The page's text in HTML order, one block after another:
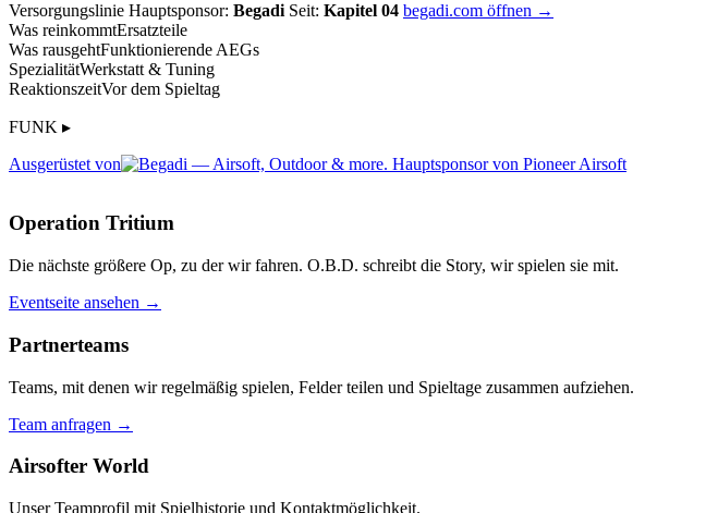
Versorgungslinie Hauptsponsor: Begadi Seit: Kapitel 04 begadi.com öffnen →
Was reinkommtErsatzteile
Was rausgehtFunktionierende AEGs
SpezialitätWerkstatt & Tuning
ReaktionszeitVor dem Spieltag
FUNK ▸
Ausgerüstet von
Operation Tritium
Die nächste größere Op, zu der wir fahren. O.B.D. schreibt die Story, wir spielen sie mit.
Eventseite ansehen →
Partnerteams
Teams, mit denen wir regelmäßig spielen, Felder teilen und Spieltage zusammen aufziehen.
Team anfragen →
Airsofter World
Unser Teamprofil mit Spielhistorie und Kontaktmöglichkeit.